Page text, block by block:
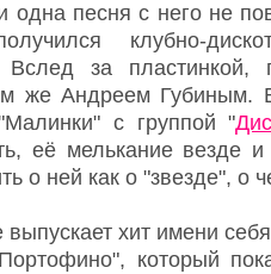
песня с него не
клубно-
Вслед за
же Андреем Губиным.
с группой "
её мелькание везде
о ней как о "звезде", о
выпускает хит имени
который